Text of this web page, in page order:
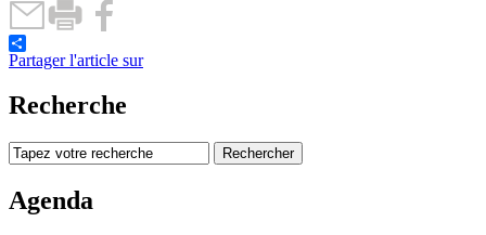
Partager l'article sur
Recherche
Agenda